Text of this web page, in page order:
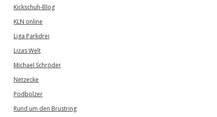
Kickschuh-Blog
KLN online
Liga Parkdrei
Lizas Welt
Michael Schröder
Netzecke
Podbolzer
Rund um den Brustring